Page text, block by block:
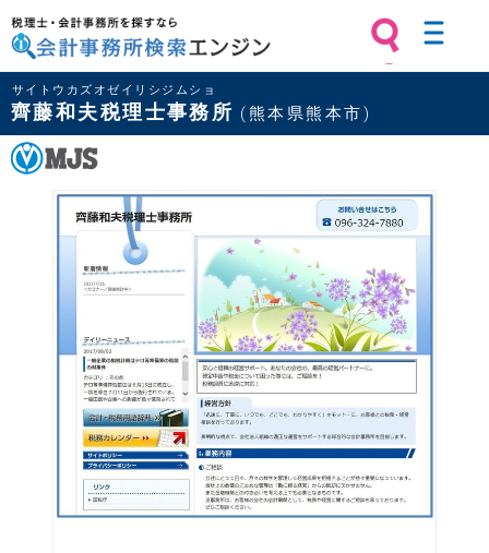
税理士・会計事務所を探すなら 会計
事務所検索エンジン
サイトウカズオゼイリシジムショ
齊藤和夫税理士事務所 (熊本県熊本市)